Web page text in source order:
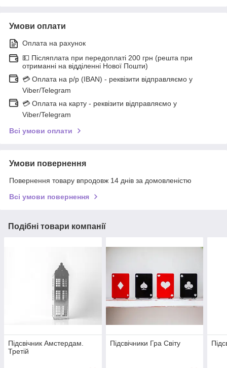
Умови оплати
Оплата на рахунок
💵 Післяплата при передоплаті 200 грн (решта при
отриманні на відділенні Нової Пошти)
💳 Оплата на р/р (IBAN) - реквізити відправляємо у
Viber/Telegram
💳 Оплата на карту - реквізити відправляємо у
Viber/Telegram
Всі умови оплати
Умови повернення
Повернення товару впродовж 14 днів за домовленістю
Всі умови повернення
Подібні товари компанії
Підсвічник Амстердам.
Третій
Підсвічники Гра Світу